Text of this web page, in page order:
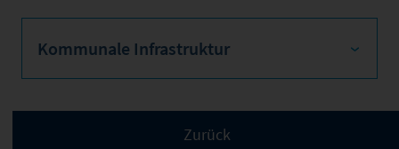
Kommunale Infrastruktur